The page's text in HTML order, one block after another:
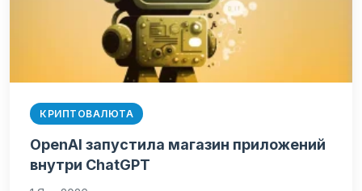
КРИПТОВАЛЮТА
OpenAI запустила магазин приложений
внутри ChatGPT